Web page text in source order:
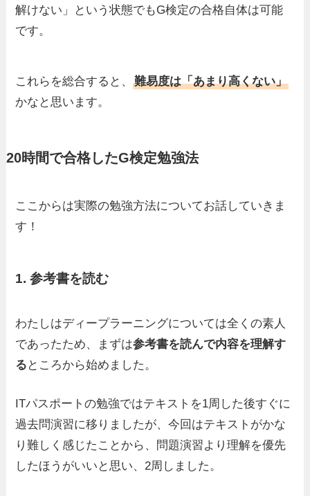
解けない」という状態でもG検定の合格自体は可能
です。
これらを総合すると、難易度は「あまり高くない」
かなと思います。
20時間で合格したG検定勉強法
ここからは実際の勉強方法についてお話していきま
す！
1. 参考書を読む
わたしはディープラーニングについては全くの素人
であったため、まずは参考書を読んで内容を理解す
る ところから始めました。
ITパスポートの勉強ではテキストを1周した後すぐに
過去問演習に移りましたが、今回はテキストがかな
り難しく感じたことから、問題演習より理解を優先
したほうがいいと思い、2周しました。